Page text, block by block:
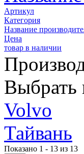
Артикул
Категория
Название
Цена
товар в наличии
Выбрать
Volvo
Тайвань
Показано 1 - 13 из 13